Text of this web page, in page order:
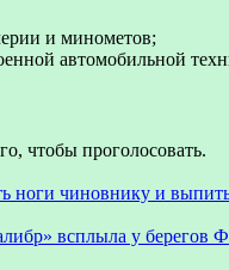
и минометов;
автомобильной
чтобы проголосовать.
чиновнику и выпить
всплыла у берегов